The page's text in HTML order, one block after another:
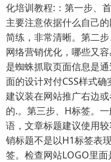
化培训教程:：第一步、
主要注意依据什么自己
简练，非常清晰。第二
网络营销优化，哪些又
是蜘蛛抓取页面信息是
面的设计对付CSS样式
建议装在网站推广右边
的.。第三步、H标签。
语，文章标题建议使用
销标题不是以H1标签表
签。检查网站LOGO里